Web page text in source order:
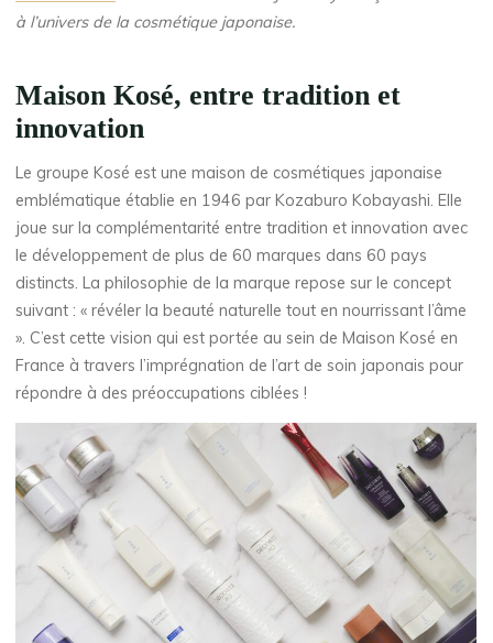
à l’univers de la cosmétique japonaise.
Maison Kosé, entre tradition et
innovation
Le groupe Kosé est une maison de cosmétiques japonaise
emblématique établie en 1946 par Kozaburo Kobayashi. Elle
joue sur la complémentarité entre tradition et innovation avec
le développement de plus de 60 marques dans 60 pays
distincts. La philosophie de la marque repose sur le concept
suivant : « révéler la beauté naturelle tout en nourrissant l’âme
». C’est cette vision qui est portée au sein de Maison Kosé en
France à travers l’imprégnation de l’art de soin japonais pour
répondre à des préoccupations ciblées !